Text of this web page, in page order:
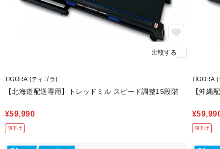
比較する
TIGORA (ティゴラ)
【北海道配送専用】トレッドミル スピード調整15段階
¥59,990
値下げ
TIGORA
【沖縄
値下げ